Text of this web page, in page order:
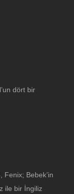
dört bir
Fenix; Bebek’in
ile bir İngiliz